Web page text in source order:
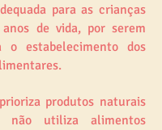
para as crianças
de vida, por serem
o estabelecimento dos
produtos naturais
utiliza alimentos